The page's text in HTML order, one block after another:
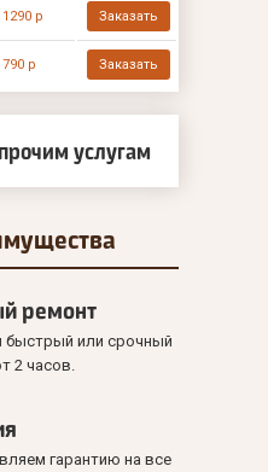
1290 р Заказать
790 р Заказать
услугам
ремонт
или срочный
2 часов.
гарантию на все